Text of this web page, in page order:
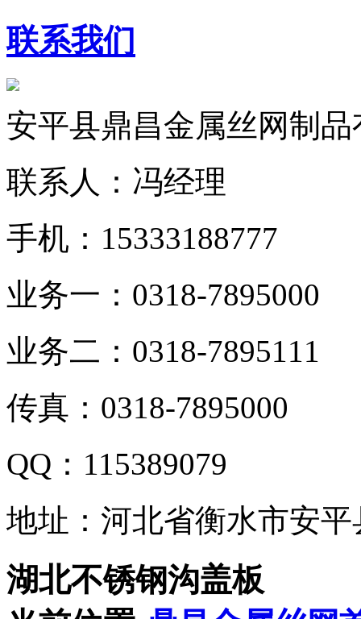
联系我们
安平县鼎昌金属丝网制
联系人：冯经理
手机：15333188777
业务一：0318-7895000
业务二：0318-7895111
传真：0318-7895000
QQ：115389079
地址：河北省衡水市安
湖北不锈钢沟盖板